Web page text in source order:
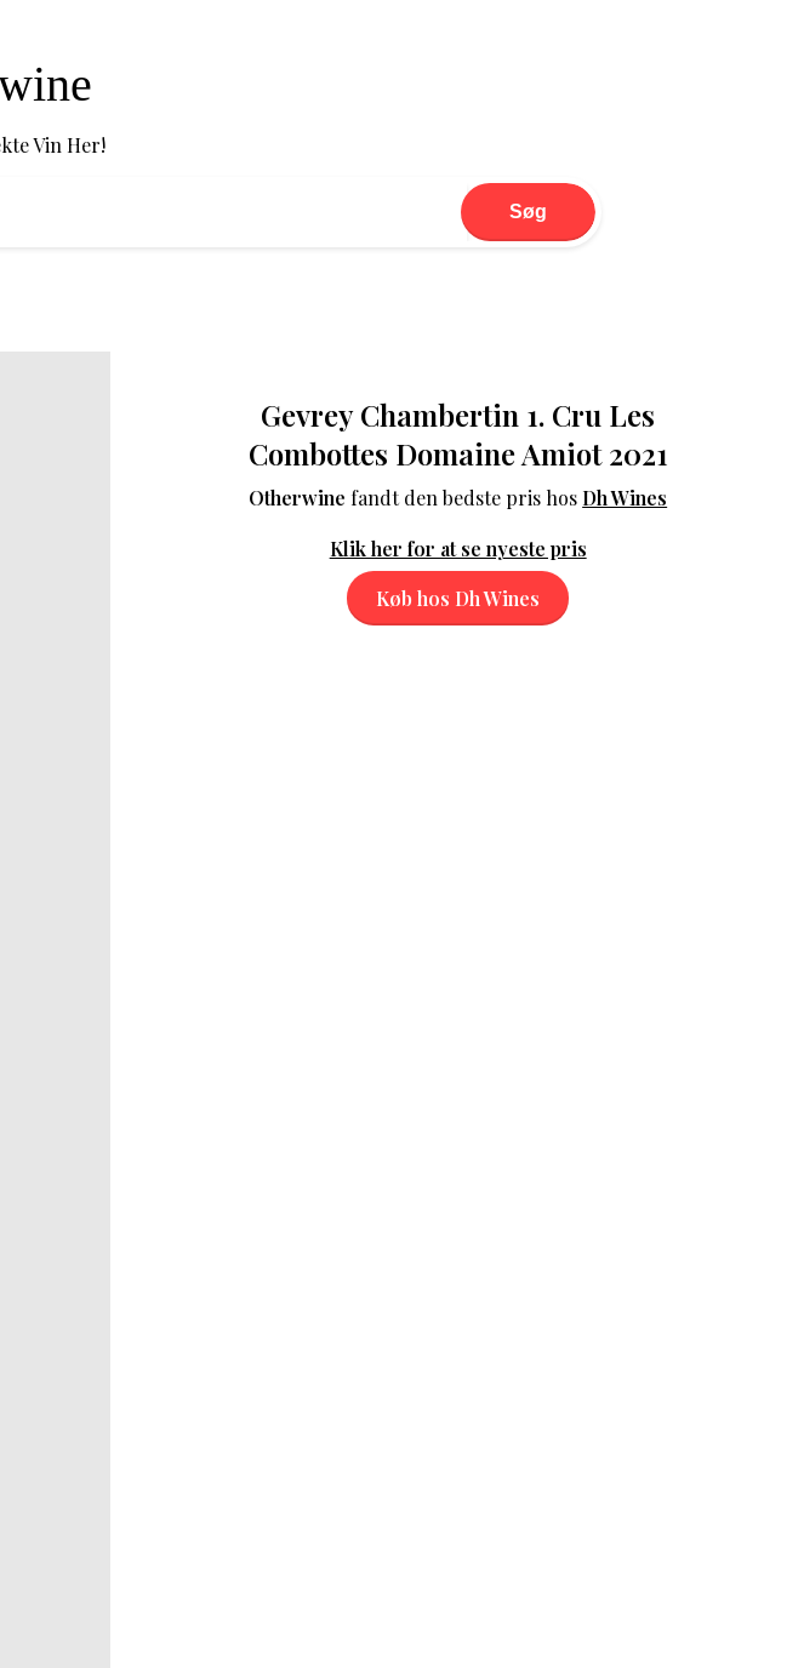
Vin Her!
Søg
Gevrey Chambertin 1. Cru Les
Combottes Domaine Amiot 2021
Otherwine fandt den bedste pris hos Dh Wines
Klik her for at se nyeste pris
Køb hos Dh Wines